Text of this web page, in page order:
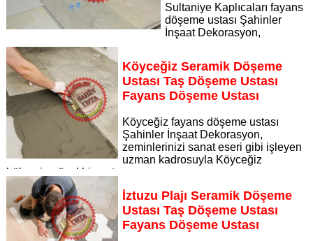
Sultaniye Kaplıcaları fayans
döşeme ustası Şahinler
İnşaat Dekorasyon,
zeminlerinizi sanat eseri gibi işleyen uzman kadrosuyla
Sultaniye Kaplıcaları bölgesine özel hizmet sunuyor
Sayfaya Git
Köyceğiz Seramik Döşeme
Ustası Taş Döşeme Ustası
Fayans Döşeme Ustası
Köyceğiz fayans döşeme ustası
Şahinler İnşaat Dekorasyon,
zeminlerinizi sanat eseri gibi işleyen
uzman kadrosuyla Köyceğiz
bölgesine özel hizmet sunuyor
Sayfaya Git
İztuzu Plajı Seramik Döşeme
Ustası Taş Döşeme Ustası
Fayans Döşeme Ustası